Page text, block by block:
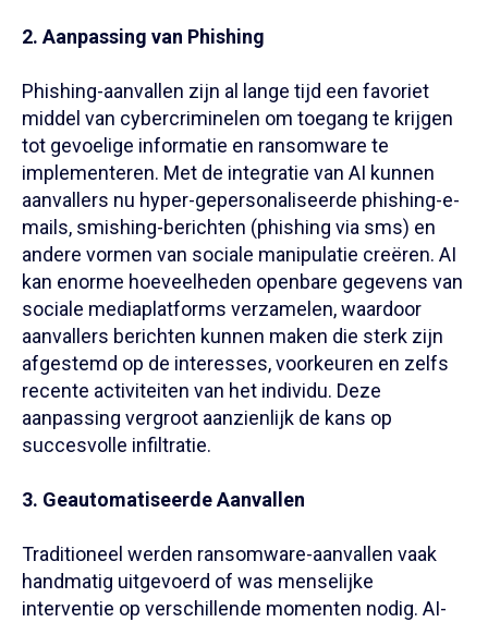
2. Aanpassing van Phishing
Phishing-aanvallen zijn al lange tijd een favoriet
middel van cybercriminelen om toegang te krijgen
tot gevoelige informatie en ransomware te
implementeren. Met de integratie van AI kunnen
aanvallers nu hyper-gepersonaliseerde phishing-e-
mails, smishing-berichten (phishing via sms) en
andere vormen van sociale manipulatie creëren. AI
kan enorme hoeveelheden openbare gegevens van
sociale mediaplatforms verzamelen, waardoor
aanvallers berichten kunnen maken die sterk zijn
afgestemd op de interesses, voorkeuren en zelfs
recente activiteiten van het individu. Deze
aanpassing vergroot aanzienlijk de kans op
succesvolle infiltratie.
3. Geautomatiseerde Aanvallen
Traditioneel werden ransomware-aanvallen vaak
handmatig uitgevoerd of was menselijke
interventie op verschillende momenten nodig. AI-